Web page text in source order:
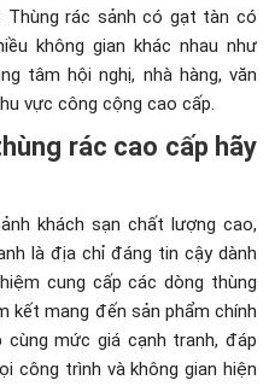
Thùng rác sảnh có gạt tàn có
không gian khác nhau như
tâm hội nghị, nhà hàng, văn
vực công cộng cao cấp.
rác cao cấp hãy
khách sạn chất lượng cao,
là địa chỉ đáng tin cậy dành
cung cấp các dòng thùng
kết mang đến sản phẩm chính
mức giá cạnh tranh, đáp
công trình và không gian hiện